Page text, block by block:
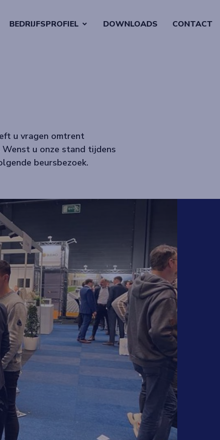
BEDRIJFSPROFIEL DOWNLOADS CONTACT
u vragen omtrent
u onze stand tijdens
beursbezoek.